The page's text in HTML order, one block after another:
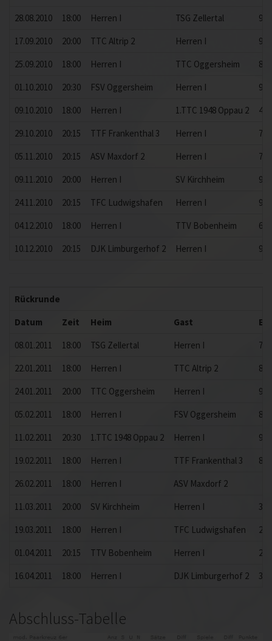
28.08.2010
18:00 Herren I TSG Zellertal
9:7
17.09.2010
20:00 TTC Altrip 2 Herren I
9:2
25.09.2010
18:00 Herren I TTC Oggersheim
8:8
01.10.2010
20:30 FSV Oggersheim Herren I
9:2
09.10.2010
18:00 Herren I 1.TTC 1948 Oppau 2
4:9
29.10.2010
20:15 TTF Frankenthal 3 Herren I
7:9
05.11.2010
20:15 ASV Maxdorf 2 Herren I
7:9
09.11.2010
20:00 Herren I SV Kirchheim
9:5
24.11.2010
20:15 TFC Ludwigshafen Herren I
9:4
04.12.2010
18:00 Herren I TTV Bobenheim
6:9
10.12.2010
20:15 DJK Limburgerhof 2 Herren I 9:4
Rückrunde
Datum
Zeit Heim Gast
08.01.2011
18:00 TSG Zellertal Herren I
7:9
22.01.2011
18:00 Herren I TTC Altrip 2
8:8
24.01.2011
20:00 TTC Oggersheim Herren I
9:1
05.02.2011
18:00 Herren I FSV Oggersheim
8:8
11.02.2011
20:30 1.TTC 1948 Oppau 2 Herren I
9:7
19.02.2011
18:00 Herren I TTF Frankenthal 3
8:8
26.02.2011
18:00 Herren I
ASV Maxdorf 2
11.03.2011
20:00 SV Kirchheim Herren I
3:9
19.03.2011
18:00 Herren I TFC Ludwigshafen
2:9
01.04.2011
20:15 TTV Bobenheim Herren I
2:9
16.04.2011
18:00 Herren I DJK Limburgerhof 2 3:9
Abschluss-Tabelle